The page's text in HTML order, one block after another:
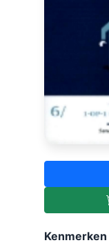
Kenmerken